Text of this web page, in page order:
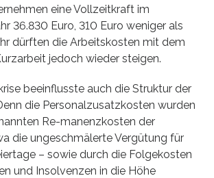
eine Vollzeitkraft im
36.830 Euro, 310 Euro weniger als
dürften die Arbeitskosten mit dem
jedoch wieder steigen.
beeinflusste auch die Struktur der
die Personalzusatzkosten wurden
Re-manenzkosten der
die ungeschmälerte Vergütung für
– sowie durch die Folgekosten
und Insolvenzen in die Höhe